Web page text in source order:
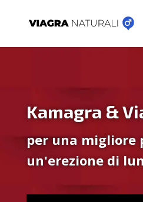
Kamagra &
per una migliore
un'erezione di